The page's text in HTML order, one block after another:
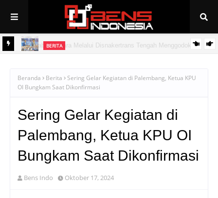
Pemkab Muratara Melalui Disnakertrans Tengah Menggodok
BERITA
Beranda Berita
Sering Gelar Kegiatan di Palembang, Ketua KPU
OI Bungkam Saat Dikonfirmasi
Sering Gelar Kegiatan di
Palembang, Ketua KPU OI
Bungkam Saat Dikonfirmasi
Bens Indo Oktober 17, 2024